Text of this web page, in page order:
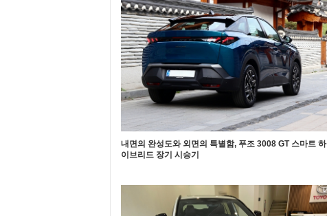
내면의 완성도와 외면의 특별함, 푸조 3008 GT 스마트 하
이브리드 장기 시승기